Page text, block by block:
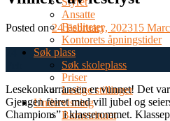
Ansatte
Fasiliteter
Kontorets åpningstider
Søk plass
Søk skoleplass
Priser
Ledige stillinger
Undervisning
Barnetrinnet
Posted on24 February, 202315
Lesekonkurransen er vunnet! Det
Gjengen feiret med vill jubel og
Champions” i klasserommet.